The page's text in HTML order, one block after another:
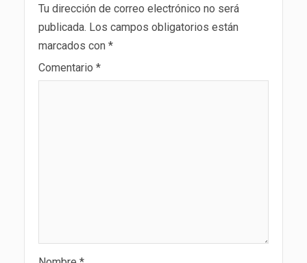
Tu dirección de correo electrónico no será
publicada. Los campos obligatorios están
marcados con *
Comentario *